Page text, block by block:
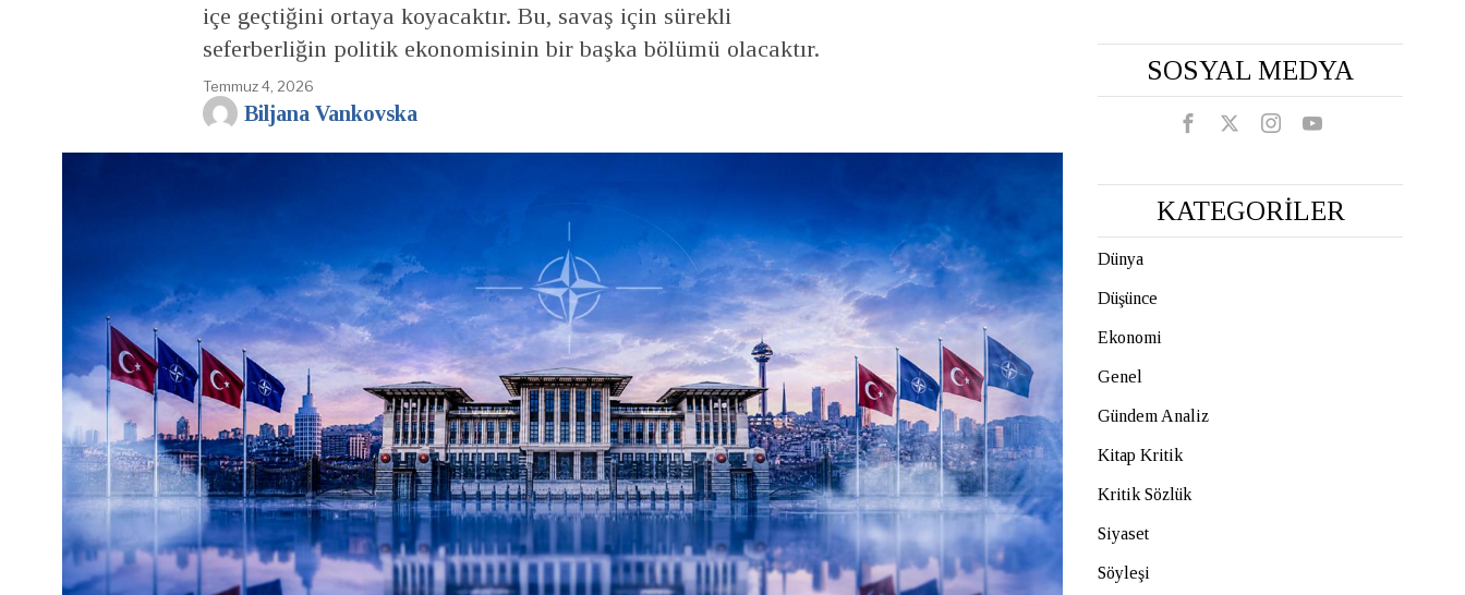
içe geçtiğini ortaya koyacaktır. Bu, savaş için sürekli
seferberliğin politik ekonomisinin bir başka bölümü olacaktır.
Temmuz 4, 2026
Biljana Vankovska
SOSYAL MEDYA
KATEGORİLER
Dünya
Düşünce
Ekonomi
Genel
Gündem Analiz
Kitap Kritik
Kritik Sözlük
Siyaset
Söyleşi